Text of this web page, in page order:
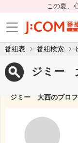
この夏、
番組表 番組検索
ジミー
ジミー 大西のプロ